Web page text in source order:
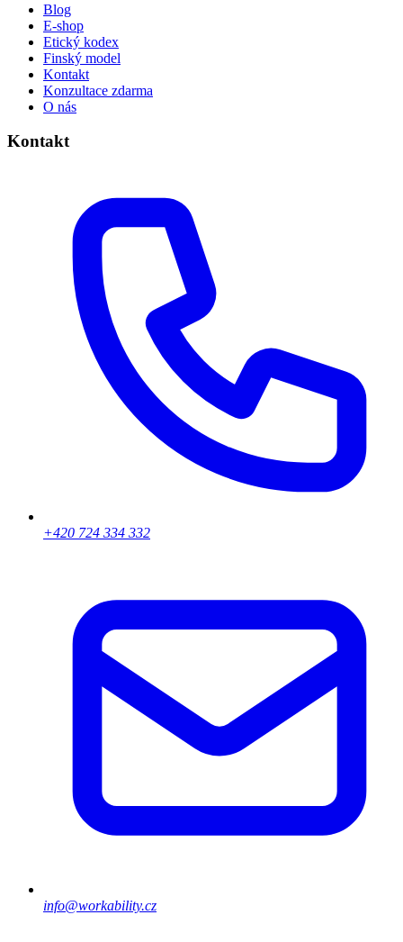
Blog
E-shop
Etický kodex
Finský model
Kontakt
Konzultace zdarma
O nás
Kontakt
+420 724 334 332
info@workability.cz